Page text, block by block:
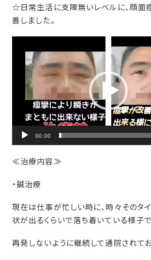
☆日常生活に支障無いレベルに、顔面
善しました。
00:00
≪治療内容≫
・鍼治療
現在は仕事が忙しい時に、時々そのタ
状が出るくらいで落ち着いている様子
再発しないように継続して通院されてお